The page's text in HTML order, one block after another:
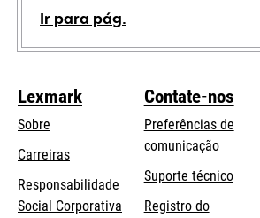
Ir para pág.
Lexmark
Sobre
Carreiras
Responsabilidade
Social Corporativa opens
Contate-nos
Preferências de
comunicação
Suporte técnicoopens
Registro do